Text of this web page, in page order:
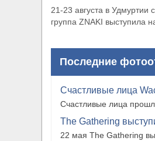
21-23 августа в Удмуртии
группа ZNAKI выступила
Последние
Счастливые лица
Счастливые лица
The Gathering
22 мая The Gathering